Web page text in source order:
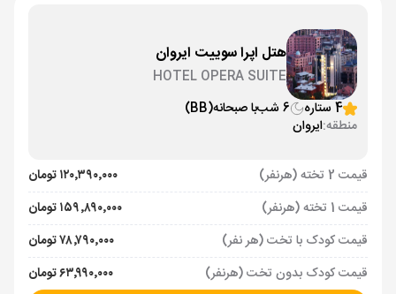
هتل اپرا سوییت ایروان
HOTEL OPERA SUITE
4 ستاره
6 شب با صبحانه(BB)
منطقه:ایروان
قیمت 2 تخته (هرنفر)
۱۲۰٬۳۹۰٬۰۰۰ تومان
قیمت 1 تخته (هرنفر)
۱۵۹٬۸۹۰٬۰۰۰ تومان
قیمت کودک با تخت (هر نفر)
۷۸٬۷۹۰٬۰۰۰ تومان
قیمت کودک بدون تخت (هرنفر)
۶۳٬۹۹۰٬۰۰۰ تومان